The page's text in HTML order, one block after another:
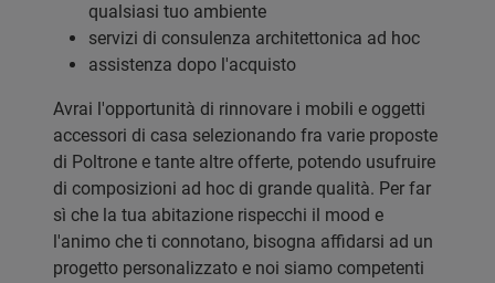
qualsiasi tuo ambiente
servizi di consulenza architettonica ad hoc
assistenza dopo l'acquisto
Avrai l'opportunità di rinnovare i mobili e oggetti
accessori di casa selezionando fra varie proposte
di Poltrone e tante altre offerte, potendo usufruire
di composizioni ad hoc di grande qualità. Per far
sì che la tua abitazione rispecchi il mood e
l'animo che ti connotano, bisogna affidarsi ad un
progetto personalizzato e noi siamo competenti